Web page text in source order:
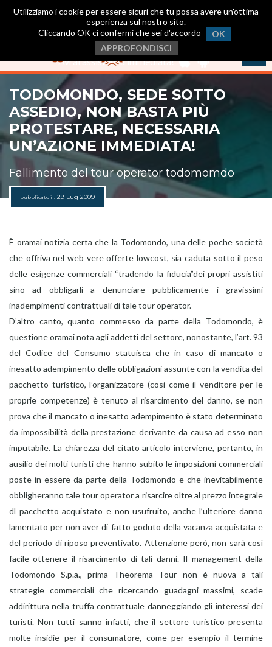
Utilizziamo i cookie per essere sicuri che tu possa avere un'ottima
esperienza sul nostro sito.
Cliccando OK ci confermi che sei d'accordo
OK
APPROFONDISCI
Scarica ora la nostra App
Avrai assistenza immediata!
TODOMONDO, SEDE SOTTO
ASSEDIO, NON BASTA PIÙ
PROTESTARE, NECESSARIA
UN’AZIONE IMMEDIATA!
Fallimento del tour operator todomomdo
pubblicato il: 29 Lug 2009
È oramai notizia certa che la Todomondo, una delle poche società
che offriva nel web vere offerte lowcost, sia caduta sotto il peso
delle esigenze commerciali “tradendo la fiducia”dei propri assistiti
sino ad obbligarli a denunciare pubblicamente i gravissimi
inadempimenti contrattuali di tale tour operator.
D’altro canto, quanto commesso da parte della Todomondo, è
questione oramai nota agli addetti del settore, nonostante, l’art. 93
del Codice del Consumo statuisca che in caso di mancato o
inesatto adempimento delle obbligazioni assunte con la vendita del
pacchetto turistico, l’organizzatore (cosi come il venditore per le
proprie competenze) è tenuto al risarcimento del danno, se non
prova che il mancato o inesatto adempimento è stato determinato
da impossibilità della prestazione derivante da causa ad esso non
imputabile. La chiarezza del citato articolo interviene, pertanto, in
ausilio dei molti turisti che hanno subito le imposizioni commerciali
poste in essere da parte della Todomondo e che inevitabilmente
obbligheranno tale tour operator a risarcire oltre al prezzo integrale
dl pacchetto acquistato e non usufruito, anche l’ulteriore danno
lamentato per non aver di fatto goduto della vacanza acquistata e
del periodo di riposo preventivato. Attenzione però, non sarà così
facile ottenere il risarcimento di tali danni. Il management della
Todomondo S.p.a., prima Theorema Tour non è nuova a tali
strategie commerciali che ricercando guadagni massimi, scade
addirittura nella truffa contrattuale danneggiando gli interessi dei
turisti. Non tutti sanno infatti, che il settore turistico presenta
molte insidie per il consumatore, come per esempio il termine